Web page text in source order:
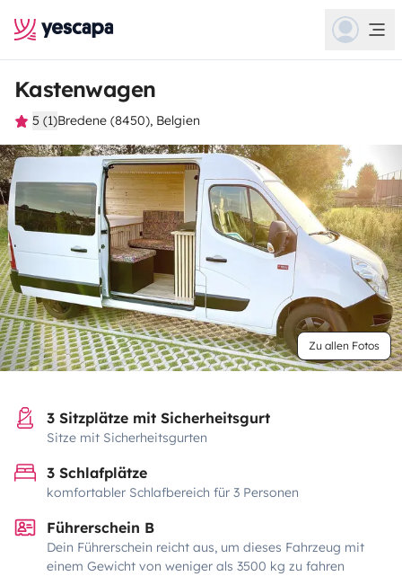
Kastenwagen
5 (1)Bredene (8450), Belgien
Zu allen Fotos
3 Sitzplätze mit Sicherheitsgurt
Sitze mit Sicherheitsgurten
3 Schlafplätze
komfortabler Schlafbereich für 3 Personen
Führerschein B
Dein Führerschein reicht aus, um dieses Fahrzeug mit
einem Gewicht von weniger als 3500 kg zu fahren